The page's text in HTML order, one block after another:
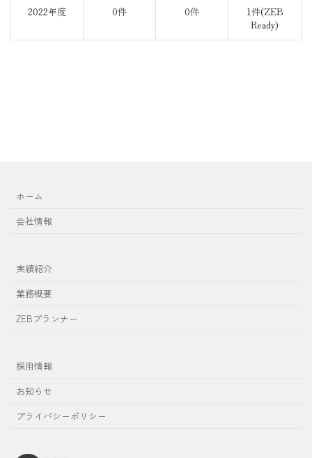
2022年度 0件 0件
1件(ZEB
Ready)
ホーム
会社情報
実績紹介
業務概要
ZEBプランナー
採用情報
お知らせ
プライバシーポリシー